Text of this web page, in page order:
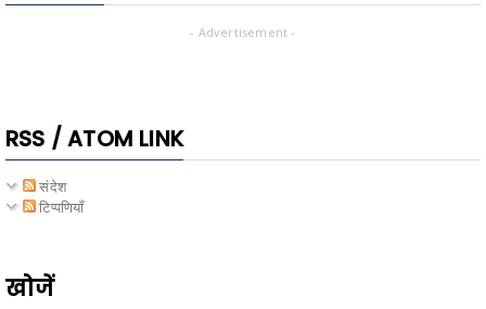
- Advertisement -
RSS / ATOM LINK
संदेश
टिप्पणियाँ
खोजें